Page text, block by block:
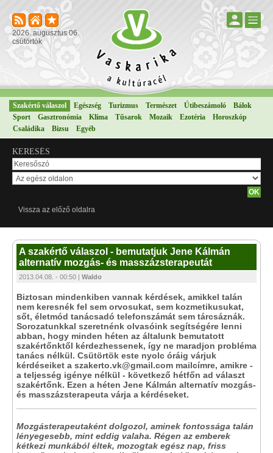
2026. augusztus 06.
csütörtök
Szakértő válaszol Egészség Turizmus Természet Útibeszámoló
Bálok
Sport
Gasztronómia Klíma Tűsarok Mozaik Ezotéria
Horoszkóp
Családika
Bizsu Egyéb
KERESÉS
Vissza az előző oldalra
A szakértő válaszol - bemutatjuk Jene Kálmán
alternatív mozgás- és masszázsterapeutát
2013.04.08. - 00:50 | Waldo
Biztosan mindenkiben vannak kérdések, amikkel talán
nem keresnék fel sem orvosukat, sem kozmetikusukat,
sőt, életmód tanácsadó telefonszámát sem tárcsáznák.
Sorozatunkkal szeretnénk olvasóink segítségére lenni
abban, hogy minden héten az általunk bemutatott
szakértőnktől kérdezhessenek, így ne maradjon probléma
tanács nélkül. Csütörtök este nyolc óráig várjuk
kérdéseiket a szakerto.vk@gmail.com mailcímre, amikre -
a teljesség igénye nélkül - következő hétfőn ad választ
szakértőnk. Ezen a héten Jene Kálmán alternatív mozgás-
és masszázsterapeuta várja a kérdéseket.
Mozgásterapeutaként dolgozol, aminek fontossága talán
lényegesebb, mint eddig valaha. Régen az emberek
kétkezi munkából éltek, mozogtak egész nap, friss